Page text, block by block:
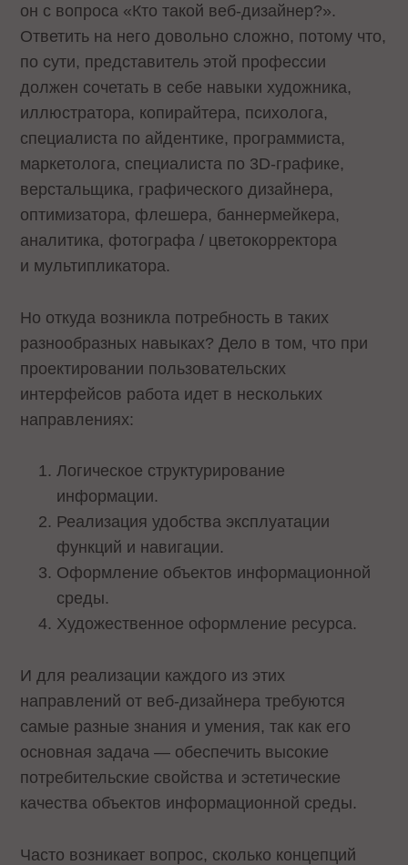
он с вопроса «Кто такой веб-дизайнер?».
Ответить на него довольно сложно, потому что,
по сути, представитель этой профессии
должен сочетать в себе навыки художника,
иллюстратора, копирайтера, психолога,
специалиста по айдентике, программиста,
маркетолога, специалиста по 3D-графике,
верстальщика, графического дизайнера,
оптимизатора, флешера, баннермейкера,
аналитика, фотографа / цветокорректора
и мультипликатора.
Но откуда возникла потребность в таких
разнообразных навыках? Дело в том, что при
проектировании пользовательских
интерфейсов работа идет в нескольких
направлениях:
Логическое структурирование
информации.
Реализация удобства эксплуатации
функций и навигации.
Оформление объектов информационной
среды.
Художественное оформление ресурса.
И для реализации каждого из этих
направлений от веб-дизайнера требуются
самые разные знания и умения, так как его
основная задача — обеспечить высокие
потребительские свойства и эстетические
качества объектов информационной среды.
Часто возникает вопрос, сколько концепций